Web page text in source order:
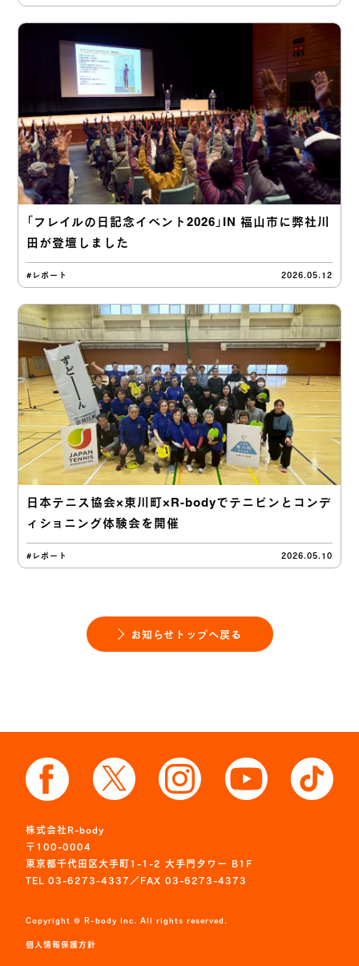
「フレイルの日記念イベント2026」IN 福山市に弊社川
田が登壇しました
#レポート 2026.05.12
日本テニス協会×東川町×R-bodyでテニピンとコンデ
ィショニング体験会を開催
#レポート 2026.05.10
お知らせトップへ戻る
株式会社R-body
〒100-0004
東京都千代田区大手町1-1-2 大手門タワー B1F
TEL 03-6273-4337／FAX 03-6273-4373
Copyright © R-body Inc. All rights reserved.
個人情報保護方針